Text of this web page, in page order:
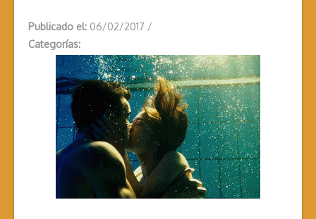
Publicado el: 06/02/2017 /
Categorías: